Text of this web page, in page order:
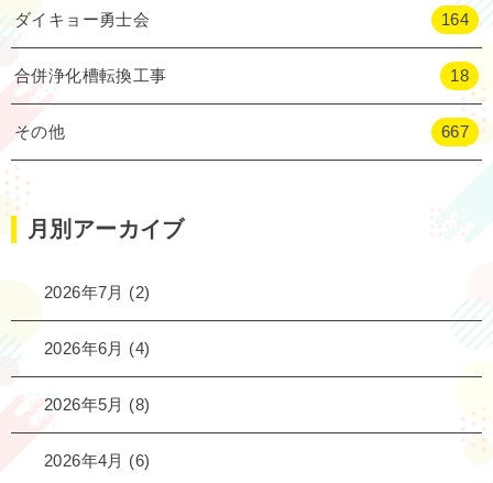
ダイキョー勇士会 164
合併浄化槽転換工事 18
その他 667
月別アーカイブ
2026年7月 (2)
2026年6月 (4)
2026年5月 (8)
2026年4月 (6)